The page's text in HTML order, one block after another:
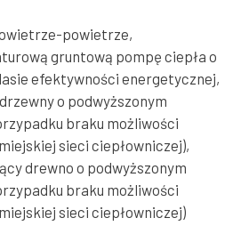
powietrze,
gruntową pompę ciepła o
efektywności energetycznej,
o podwyższonym
braku możliwości
sieci ciepłowniczej),
drewno o podwyższonym
braku możliwości
sieci ciepłowniczej)